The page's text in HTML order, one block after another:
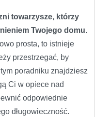
towarzysze, którzy
Twojego domu.
prosta, to istnieje
przestrzegać, by
poradniku znajdziesz
Ci w opiece nad
odpowiednie
długowieczność.